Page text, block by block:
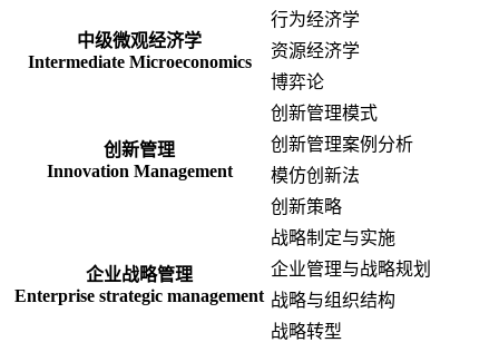
中级微观经济学
Intermediate Microeconomics
行为经济学
资源经济学
博弈论
创新管理
Innovation Management
创新管理模式
创新管理案例分析
模仿创新法
创新策略
企业战略管理
Enterprise strategic management
战略制定与实施
企业管理与战略规划
战略与组织结构
战略转型